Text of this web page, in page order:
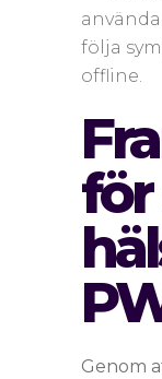
följa
offline.
Genom